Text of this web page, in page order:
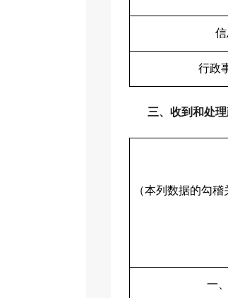
行政
三、收到和处
（本列数据的勾
一